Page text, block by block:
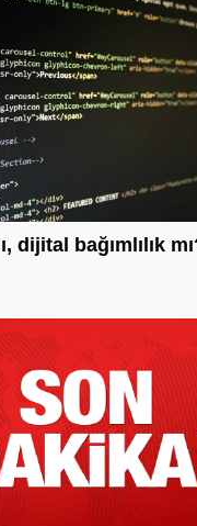
dijital bağımlılık